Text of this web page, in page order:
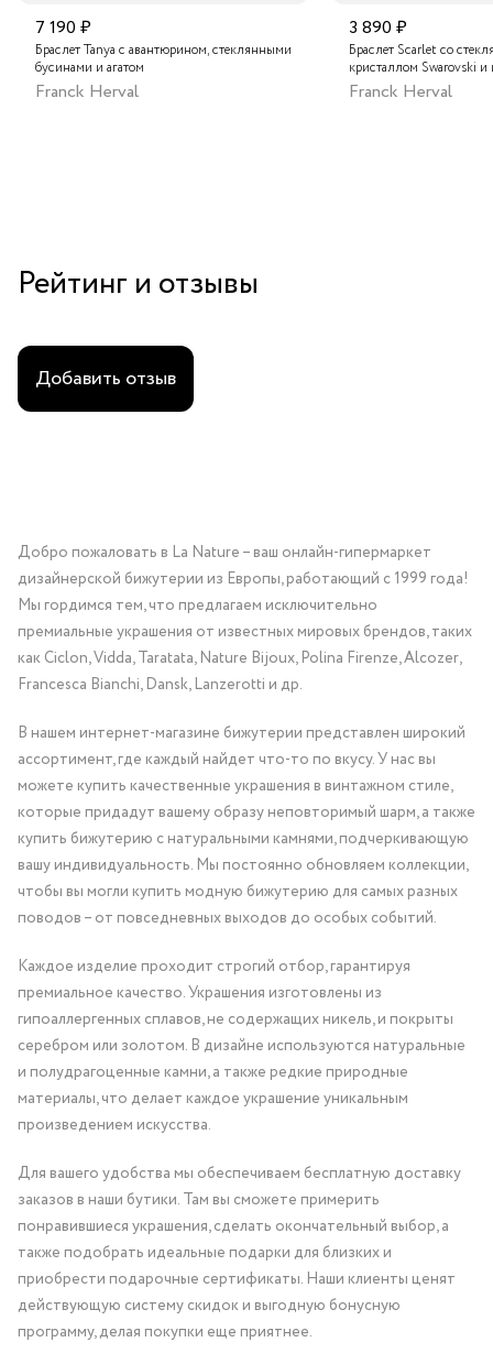
7 190 ₽
Браслет Tanya с авантюрином, стеклянными
бусинами и агатом
Franck Herval
3 890 ₽
Браслет Scarlet со
кристаллом Swarovski
Franck Herval
Рейтинг и отзывы
Добавить отзыв
Добро пожаловать в La Nature – ваш онлайн-гипермаркет
дизайнерской бижутерии из Европы, работающий с 1999 года!
Мы гордимся тем, что предлагаем исключительно
премиальные украшения от известных мировых брендов, таких
как Ciclon, Vidda, Taratata, Nature Bijoux, Polina Firenze, Alcozer,
Francesca Bianchi, Dansk, Lanzerotti и др.
В нашем интернет-магазине бижутерии представлен широкий
ассортимент, где каждый найдет что-то по вкусу. У нас вы
можете купить качественные украшения в винтажном стиле,
которые придадут вашему образу неповторимый шарм, а также
купить бижутерию с натуральными камнями, подчеркивающую
вашу индивидуальность. Мы постоянно обновляем коллекции,
чтобы вы могли купить модную бижутерию для самых разных
поводов – от повседневных выходов до особых событий.
Каждое изделие проходит строгий отбор, гарантируя
премиальное качество. Украшения изготовлены из
гипоаллергенных сплавов, не содержащих никель, и покрыты
серебром или золотом. В дизайне используются натуральные
и полудрагоценные камни, а также редкие природные
материалы, что делает каждое украшение уникальным
произведением искусства.
Для вашего удобства мы обеспечиваем бесплатную доставку
заказов в наши бутики. Там вы сможете примерить
понравившиеся украшения, сделать окончательный выбор, а
также подобрать идеальные подарки для близких и
приобрести подарочные сертификаты. Наши клиенты ценят
действующую систему скидок и выгодную бонусную
программу, делая покупки еще приятнее.